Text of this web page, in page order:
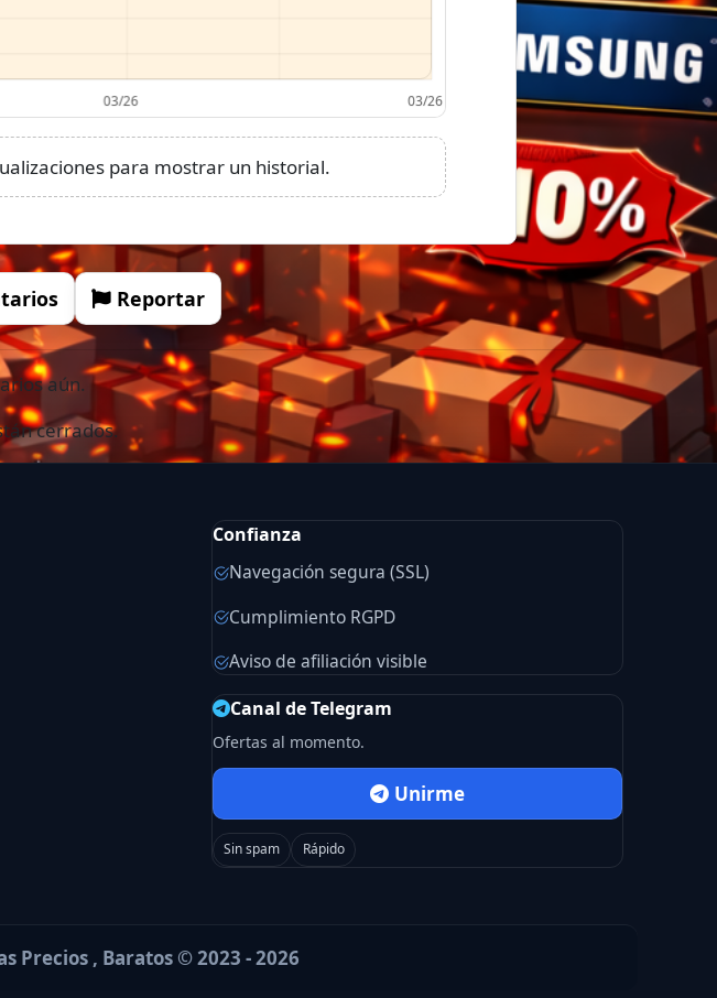
para mostrar un historial.
Reportar
aún.
cerrados.
Confianza
Navegación segura (SSL)
Cumplimiento RGPD
Aviso de afiliación visible
Canal de Telegram
Ofertas al momento.
Unirme
Sin spam Rápido
Precios , Baratos © 2023 - 2026